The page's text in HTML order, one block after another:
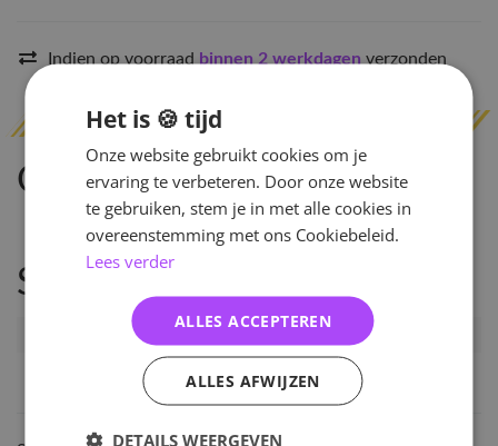
Indien op voorraad binnen 2 werkdagen verzonden
Omschrijving
Specificaties
Artikelnummer
8809932179936
Het is 🍪 tijd
Onze website gebruikt cookies om je
ervaring te verbeteren. Door onze website
te gebruiken, stem je in met alle cookies in
overeenstemming met ons Cookiebeleid.
Lees verder
ALLES ACCEPTEREN
ALLES AFWIJZEN
DETAILS WEERGEVEN